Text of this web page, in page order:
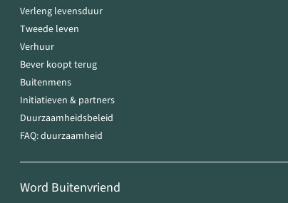
Verleng levensduur
Tweede leven
Verhuur
Bever koopt terug
Buitenmens
Initiatieven & partners
Duurzaamheidsbeleid
FAQ: duurzaamheid
Word Buitenvriend